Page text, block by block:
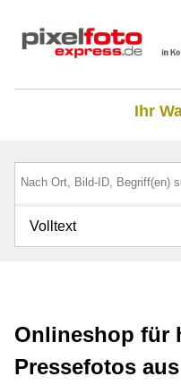
Ihr
Volltext
Onlineshop für
Pressefotos